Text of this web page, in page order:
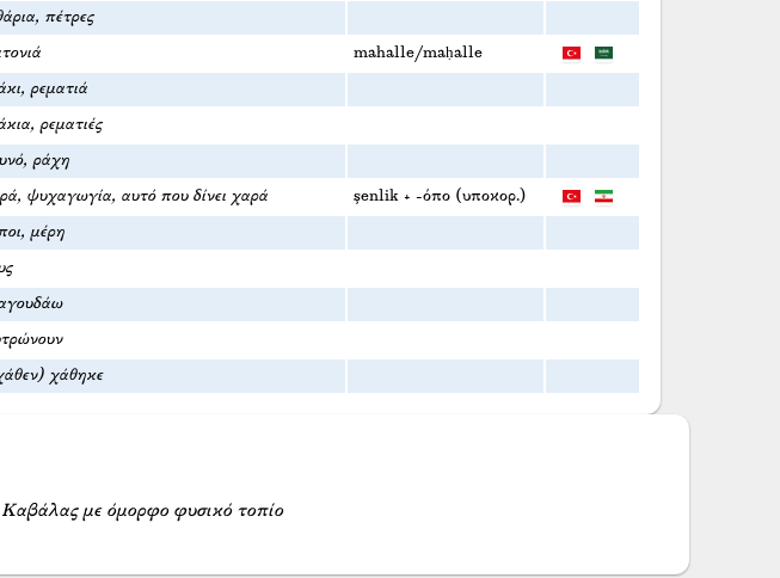
πέτρες
mahalle/maḥalle
ρεματιά
ρεματιές
ράχη
ψυχαγωγία, αυτό που δίνει χαρά şenlik + -όπο (υποκορ.)
μέρη
χάθηκε
με όμορφο φυσικό τοπίο